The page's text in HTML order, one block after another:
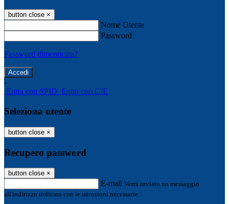
button close ×
Nome Utente
Password
Password dimenticata?
-
Entra con SPID Entra con CIE
Seleziona utente
button close ×
Recupero password
button close ×
E-mail Verrà inviato un messaggio
all'indirizzo indicato con le istruzioni necessarie.